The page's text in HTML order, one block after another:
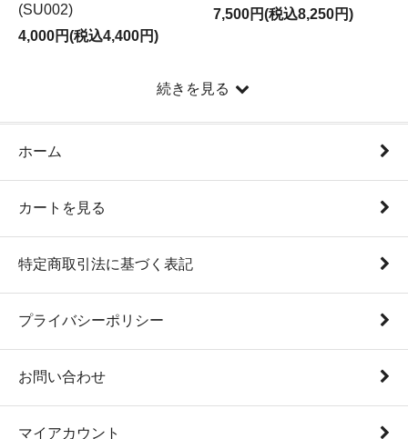
(SU002)
4,000円(税込4,400円)
7,500円(税込8,250円)
続きを見る
ホーム
カートを見る
特定商取引法に基づく表記
プライバシーポリシー
お問い合わせ
マイアカウント